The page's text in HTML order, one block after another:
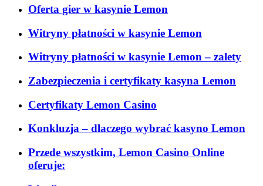
Oferta gier w kasynie Lemon
Witryny płatności w kasynie Lemon
Witryny płatności w kasynie Lemon – zalety
Zabezpieczenia i certyfikaty kasyna Lemon
Certyfikaty Lemon Casino
Konkluzja – dlaczego wybrać kasyno Lemon
Przede wszystkim, Lemon Casino Online
oferuje: